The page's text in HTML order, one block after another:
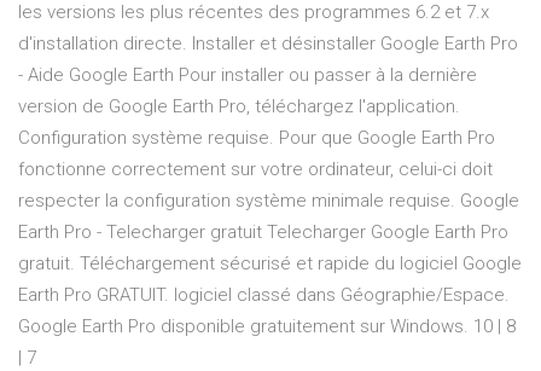
les versions les plus récentes des programmes 6.2 et 7.x
d'installation directe. Installer et désinstaller Google Earth Pro
- Aide Google Earth Pour installer ou passer à la dernière
version de Google Earth Pro, téléchargez l'application.
Configuration système requise. Pour que Google Earth Pro
fonctionne correctement sur votre ordinateur, celui-ci doit
respecter la configuration système minimale requise. Google
Earth Pro - Telecharger gratuit Telecharger Google Earth Pro
gratuit. Téléchargement sécurisé et rapide du logiciel Google
Earth Pro GRATUIT. logiciel classé dans Géographie/Espace.
Google Earth Pro disponible gratuitement sur Windows. 10 | 8
| 7